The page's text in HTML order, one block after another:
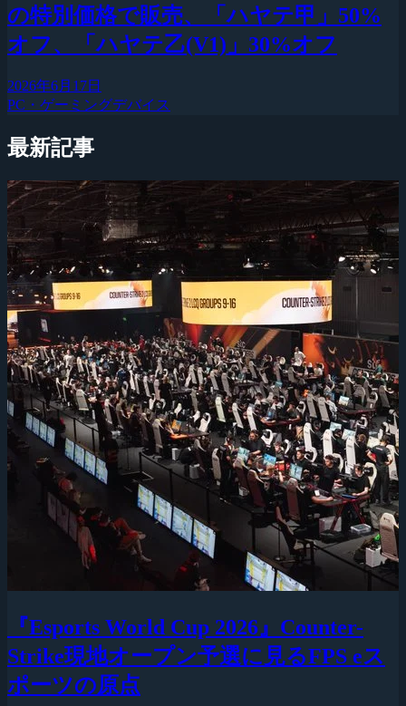
の特別価格で販売、「ハヤテ甲」50%
オフ、「ハヤテ乙(V1)」30%オフ
2026年6月17日
PC・ゲーミングデバイス
最新記事
『Esports World Cup 2026』Counter-
Strike現地オープン予選に見るFPS eス
ポーツの原点